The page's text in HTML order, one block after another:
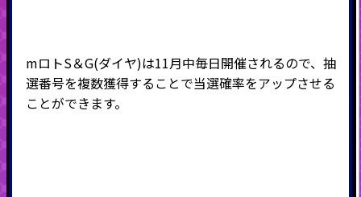
mロトS＆G(ダイヤ)は11月中毎日開催されるので、抽
選番号を複数獲得することで当選確率をアップさせる
ことができます。